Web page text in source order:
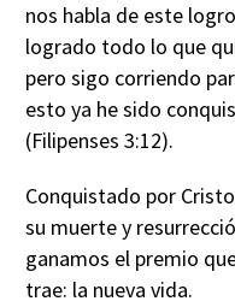
nos habla de este
logrado todo lo que
pero sigo corriendo
esto ya he sido
(Filipenses 3:12).
Conquistado por
su muerte y
ganamos el premio
trae: la nueva vida.